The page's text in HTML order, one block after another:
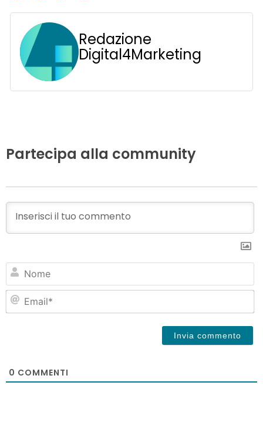
Redazione
Digital4Marketing
Partecipa alla community
0 COMMENTI